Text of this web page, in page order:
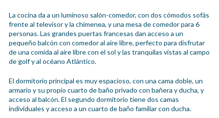
La cocina da a un luminoso salón-comedor, con dos cómodos sofás
frente al televisor y la chimenea, y una mesa de comedor para 6
personas. Las grandes puertas francesas dan acceso a un
pequeño balcón con comedor al aire libre, perfecto para disfrutar
de una comida al aire libre con el sol y las tranquilas vistas al campo
de golf y al océano Atlántico.
El dormitorio principal es muy espacioso, con una cama doble, un
armario y su propio cuarto de baño privado con bañera y ducha, y
acceso al balcón. El segundo dormitorio tiene dos camas
individuales y acceso a un cuarto de baño familiar con ducha.